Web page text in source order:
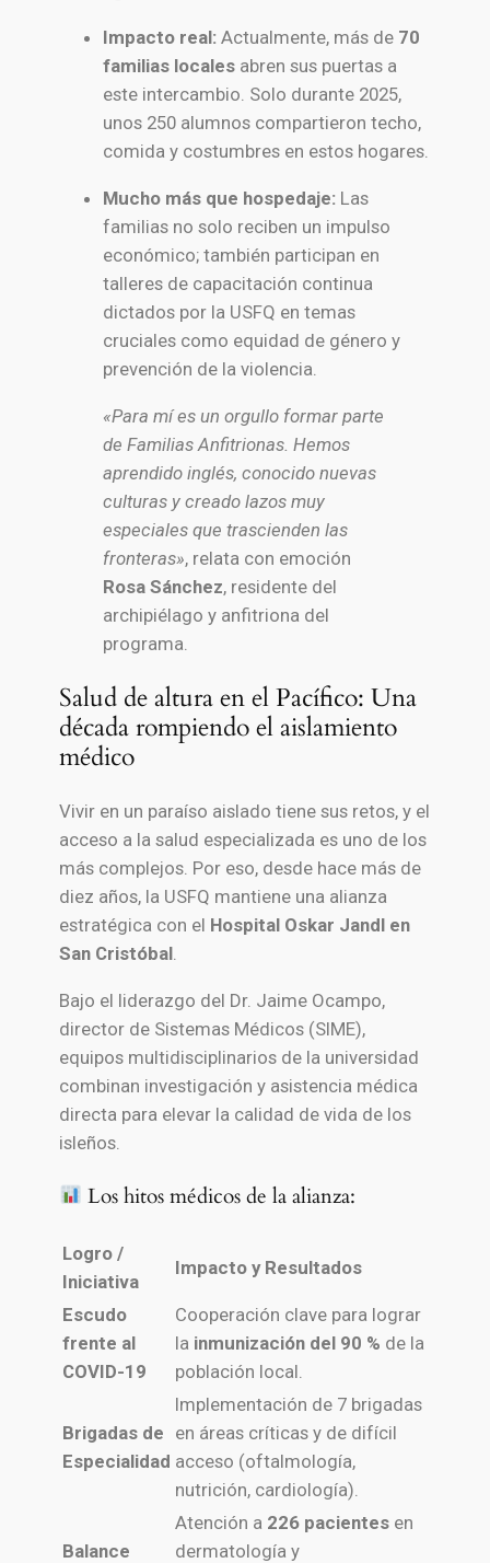
Impacto real:Actualmente, más de 70
familias localesabren sus puertas a
este intercambio. Solo durante 2025,
unos 250 alumnos compartieron techo,
comida y costumbres en estos hogares.
Mucho más que hospedaje:Las
familias no solo reciben un impulso
económico; también participan en
talleres de capacitación continua
dictados por la USFQ en temas
cruciales como equidad de género y
prevención de la violencia.
«Para mí es un orgullo formar parte
de Familias Anfitrionas. Hemos
aprendido inglés, conocido nuevas
culturas y creado lazos muy
especiales que trascienden las
fronteras», relata con emoción
Rosa Sánchez, residente del
archipiélago y anfitriona del
programa.
Salud de altura en el Pacífico: Una
década rompiendo el aislamiento
médico
Vivir en un paraíso aislado tiene sus retos, y el
acceso a la salud especializada es uno de los
más complejos. Por eso, desde hace más de
diez años, la USFQ mantiene una alianza
estratégica con el Hospital Oskar Jandl en
San Cristóbal.
Bajo el liderazgo del Dr. Jaime Ocampo,
director de Sistemas Médicos (SIME),
equipos multidisciplinarios de la universidad
combinan investigación y asistencia médica
directa para elevar la calidad de vida de los
isleños.
Los hitos médicos de la alianza:
Logro /
Iniciativa
Impacto y Resultados
Escudo
frente al
COVID-19
Cooperación clave para lograr
la inmunización del 90 % de la
población local.
Brigadas de
Especialidad
Implementación de 7 brigadas
en áreas críticas y de difícil
acceso (oftalmología,
nutrición, cardiología).
Balance
Atención a 226 pacientesen
dermatología y